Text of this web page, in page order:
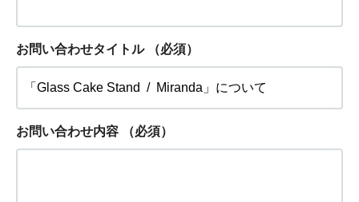
お問い合わせタイトル （必須）
お問い合わせ内容 （必須）